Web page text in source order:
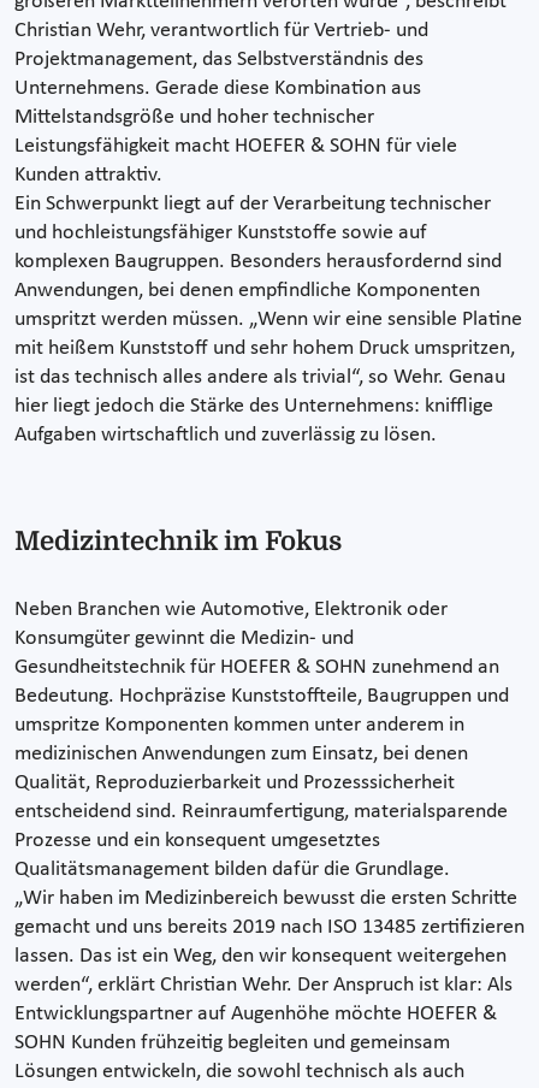
Christian Wehr, verantwortlich für Vertrieb- und
Projektmanagement, das Selbstverständnis des
Unternehmens. Gerade diese Kombination aus
Mittelstandsgröße und hoher technischer
Leistungsfähigkeit macht HOEFER & SOHN für viele
Kunden attraktiv.
Ein Schwerpunkt liegt auf der Verarbeitung technischer
und hochleistungsfähiger Kunststoffe sowie auf
komplexen Baugruppen. Besonders herausfordernd sind
Anwendungen, bei denen empfindliche Komponenten
umspritzt werden müssen. „Wenn wir eine sensible Platine
mit heißem Kunststoff und sehr hohem Druck umspritzen,
ist das technisch alles andere als trivial“, so Wehr. Genau
hier liegt jedoch die Stärke des Unternehmens: knifflige
Aufgaben wirtschaftlich und zuverlässig zu lösen.
Medizintechnik im Fokus
Neben Branchen wie Automotive, Elektronik oder
Konsumgüter gewinnt die Medizin- und
Gesundheitstechnik für HOEFER & SOHN zunehmend an
Bedeutung. Hochpräzise Kunststoffteile, Baugruppen und
umspritze Komponenten kommen unter anderem in
medizinischen Anwendungen zum Einsatz, bei denen
Qualität, Reproduzierbarkeit und Prozesssicherheit
entscheidend sind. Reinraumfertigung, materialsparende
Prozesse und ein konsequent umgesetztes
Qualitätsmanagement bilden dafür die Grundlage.
„Wir haben im Medizinbereich bewusst die ersten Schritte
gemacht und uns bereits 2019 nach ISO 13485 zertifizieren
lassen. Das ist ein Weg, den wir konsequent weitergehen
werden“, erklärt Christian Wehr. Der Anspruch ist klar: Als
Entwicklungspartner auf Augenhöhe möchte HOEFER &
SOHN Kunden frühzeitig begleiten und gemeinsam
Lösungen entwickeln, die sowohl technisch als auch